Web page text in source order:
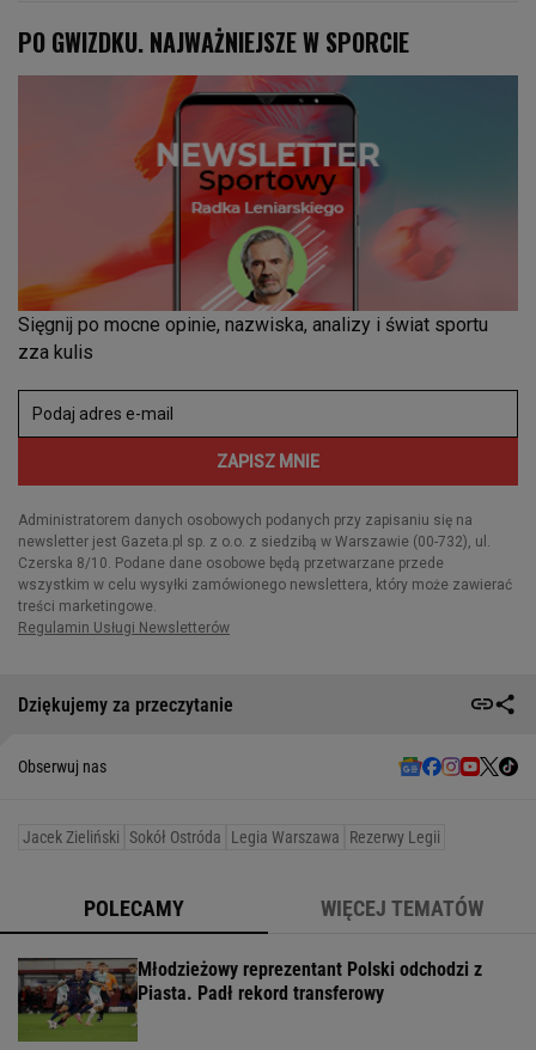
Dziękujemy za przeczytanie
Obserwuj nas
Jacek Zieliński Sokół Ostróda Legia Warszawa Rezerwy Legii
POLECAMY WIĘCEJ TEMATÓW
Młodzieżowy reprezentant Polski odchodzi z
Piasta. Padł rekord transferowy